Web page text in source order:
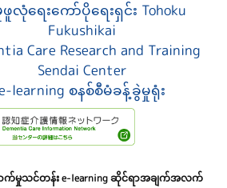
လုံရေးကော်ပိုရေးရှင်း Tohoku
Fukushikai
Care Research and Training
Sendai Center
learning စနစ်စီမံခန့်ခွဲမှုရုံး
ောက်မှုသင်တန်း e-learning ဆိုင်ရာအချက်အလက်